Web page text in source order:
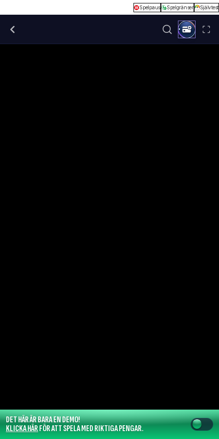
Spelpaus Spelgränser Självtest
DET HÄR ÄR BARA EN DEMO!
KLICKA HÄRFÖR ATT SPELA MED RIKTIGA PENGAR.